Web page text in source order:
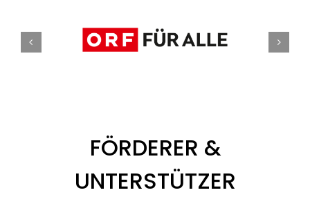
FÖRDERER &
UNTERSTÜTZER